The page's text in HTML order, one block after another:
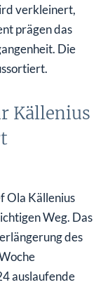
verkleinert,
prägen das
Die
Källenius
Ola Källenius
Weg. Das
des
auslaufende